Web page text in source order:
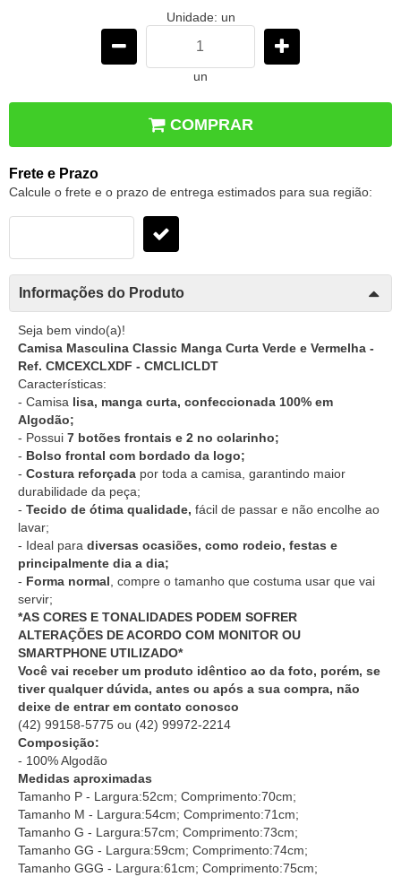
Unidade: un
un
COMPRAR
Frete e Prazo
Calcule o frete e o prazo de entrega estimados para sua região:
Informações do Produto
Seja bem vindo(a)!
Camisa Masculina Classic Manga Curta Verde e Vermelha -
Ref. CMCEXCLXDF - CMCLICLDT
Características:
- Camisa lisa, manga curta, confeccionada 100% em
Algodão;
- Possui 7 botões frontais e 2 no colarinho;
- Bolso frontal com bordado da logo;
- Costura reforçada por toda a camisa, garantindo maior
durabilidade da peça;
- Tecido de ótima qualidade, fácil de passar e não encolhe ao
lavar;
- Ideal para diversas ocasiões, como rodeio, festas e
principalmente dia a dia;
- Forma normal , compre o tamanho que costuma usar que vai
servir;
*AS CORES E TONALIDADES PODEM SOFRER
ALTERAÇÕES DE ACORDO COM MONITOR OU
SMARTPHONE UTILIZADO*
Você vai receber um produto idêntico ao da foto, porém, se
tiver qualquer dúvida, antes ou após a sua compra, não
deixe de entrar em contato conosco
(42) 99158-5775 ou (42) 99972-2214
Composição:
- 100% Algodão
Medidas aproximadas
Tamanho P - Largura:52cm; Comprimento:70cm;
Tamanho M - Largura:54cm; Comprimento:71cm;
Tamanho G - Largura:57cm; Comprimento:73cm;
Tamanho GG - Largura:59cm; Comprimento:74cm;
Tamanho GGG - Largura:61cm; Comprimento:75cm;